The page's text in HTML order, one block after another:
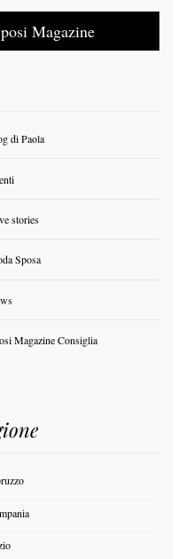
Magazine
di Paola
stories
Sposa
Magazine Consiglia